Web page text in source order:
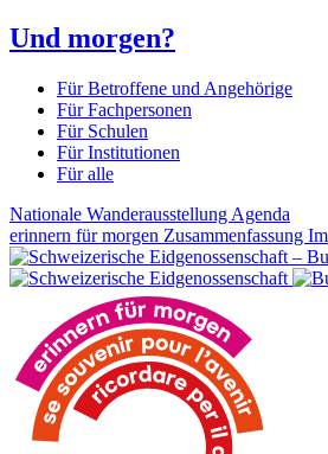
Und morgen?
Für Betroffene und Angehörige
Für Fachpersonen
Für Schulen
Für Institutionen
Für alle
Nationale Wanderausstellung Agenda
erinnern für morgen Zusammenfassung